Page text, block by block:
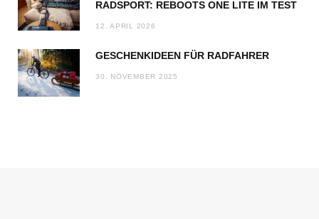
RADSPORT: REBOOTS ONE LITE IM TEST
12. APRIL 2026
GESCHENKIDEEN FÜR RADFAHRER
30. NOVEMBER 2025